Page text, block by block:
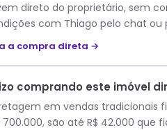
direto do proprietário, sem
com Thiago pelo chat ou
a compra direta →
comprando este imóvel
em vendas tradicionais
700.000, são até R$ 42.000